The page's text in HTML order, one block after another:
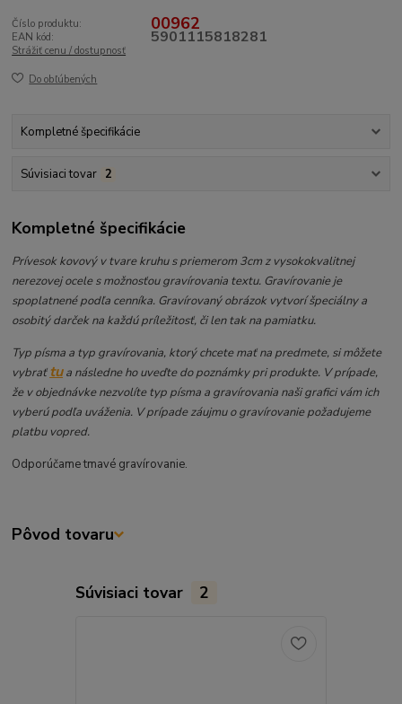
Číslo produktu: 00962
EAN kód: 5901115818281
Strážiť cenu / dostupnosť
Do obľúbených
Kompletné špecifikácie
Súvisiaci tovar 2
Kompletné špecifikácie
Prívesok kovový v tvare kruhu s priemerom 3cm z vysokokvalitnej
nerezovej ocele s možnosťou gravírovania textu. Gravírovanie je
spoplatnené podľa cenníka. Gravírovaný obrázok vytvorí špeciálny a
osobitý darček na každú príležitosť, či len tak na pamiatku.
Typ písma a typ gravírovania, ktorý chcete mať na predmete, si môžete
vybraťtua následne ho uveďte do poznámky pri produkte. V prípade,
že v objednávke nezvolíte typ písma a gravírovania naši grafici vám ich
vyberú podľa uváženia. V prípade záujmu o gravírovanie požadujeme
platbu vopred.
Odporúčame tmavé gravírovanie.
Pôvod tovaru
Súvisiaci tovar 2